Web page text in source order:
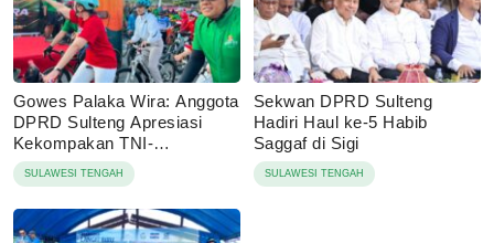
Gowes Palaka Wira: Anggota
DPRD Sulteng Apresiasi
Kekompakan TNI-
Masyarakat
SULAWESI TENGAH
Sekwan DPRD Sulteng
Hadiri Haul ke-5 Habib
Saggaf di Sigi
SULAWESI TENGAH